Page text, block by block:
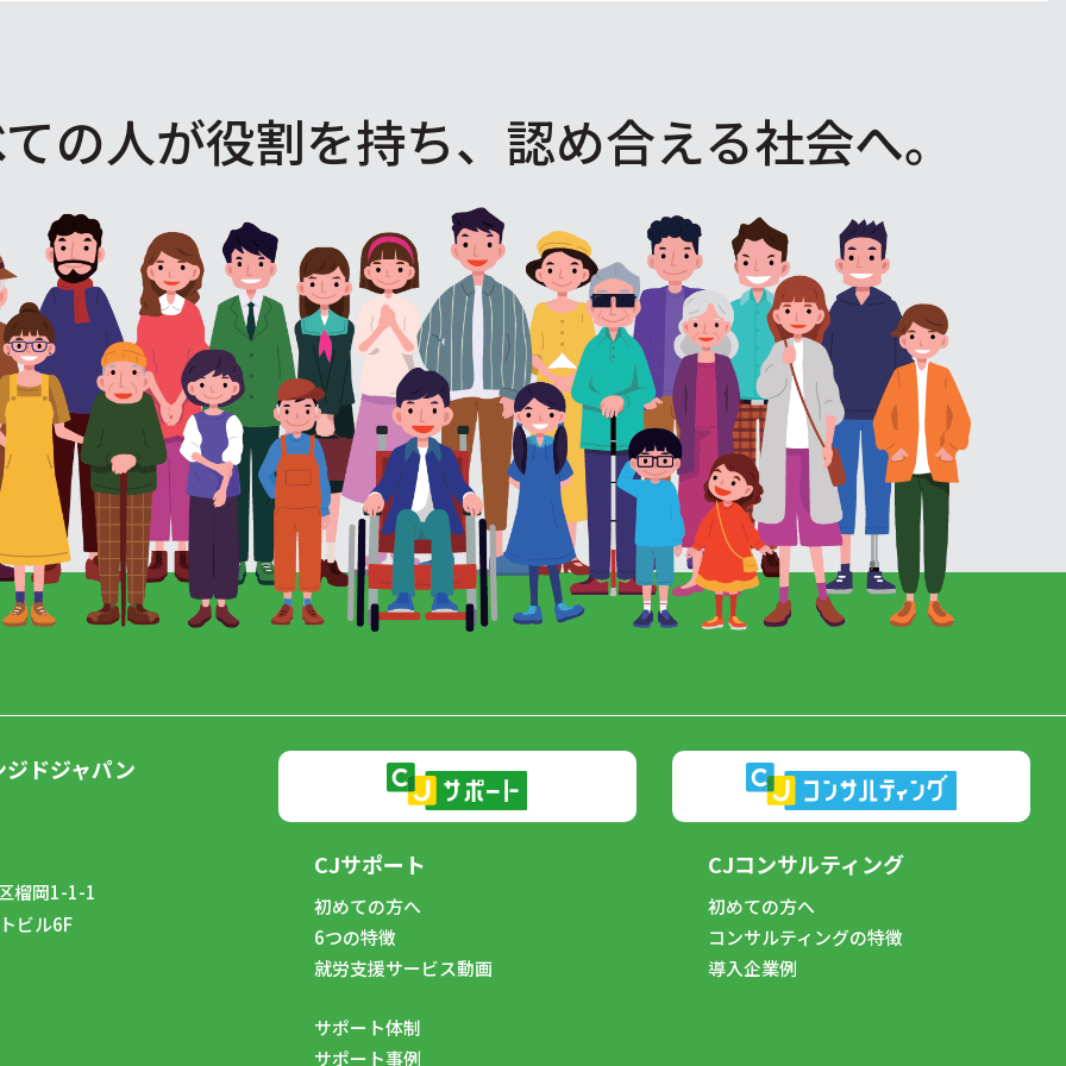
の人が役割を持ち、認め合える社会へ。
ドジャパン
榴岡1-1-1
ビル6F
CJサポート
初めての方へ
6つの特徴
就労支援サービス動画
サポート体制
サポート事例
CJコンサルティング
初めての方へ
コンサルティングの特徴
導入企業例